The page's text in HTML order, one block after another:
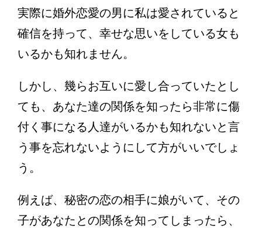
実際に婚外恋愛の男に私は愛されていると
確信を持って、幸せな思いをしている女も
いるかも知れません。
しかし、幾らお互いに愛し合っていたとし
ても、あなた達の関係を知ったら非常に傷
付く事になる人達がいるかも知れないと言
う事を忘れないようにして方がいいでしょ
う。
例えば、秘密の恋の相手に娘がいて、その
子があなたとの関係を知ってしまったら、